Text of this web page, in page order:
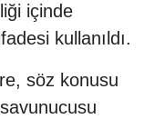
içinde
kullanıldı.
söz konusu